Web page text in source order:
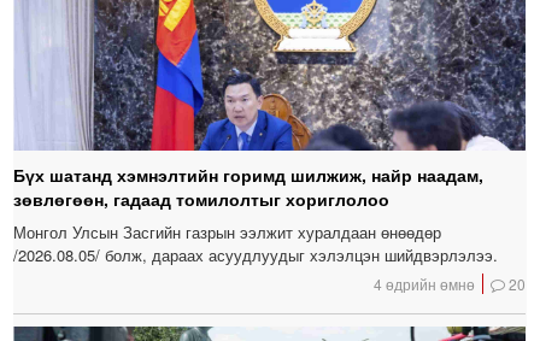
Бүх шатанд хэмнэлтийн горимд шилжиж, найр наадам,
зөвлөгөөн, гадаад томилолтыг хориглолоо
Монгол Улсын Засгийн газрын ээлжит хуралдаан өнөөдөр
/2026.08.05/ болж, дараах асуудлуудыг хэлэлцэн шийдвэрлэлээ.
4 өдрийн өмнө 20